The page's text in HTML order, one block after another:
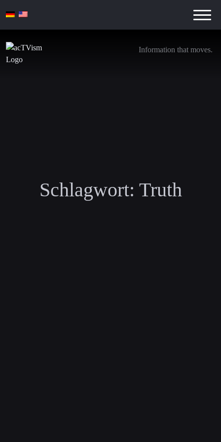
Information that moves.
Schlagwort: Truth